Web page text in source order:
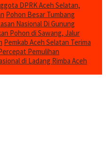
DPRK Aceh Selatan,
Pohon Besar Tumbang
Nasional Di Gunung
Pohon di Sawang, Jalur
Pemkab Aceh Selatan Terima
Pemulihan
di Ladang Rimba Aceh